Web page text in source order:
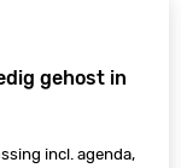
gehost in
incl. agenda,